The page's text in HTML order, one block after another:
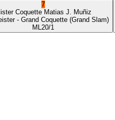
7
Coquette Matias J. Muñiz
- Grand Coquette (Grand Slam)
ML20/1